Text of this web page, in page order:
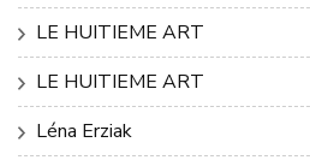
LE HUITIEME ART
LE HUITIEME ART
Léna Erziak